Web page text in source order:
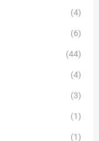
(4)
(6)
(44)
(4)
(3)
(1)
(1)